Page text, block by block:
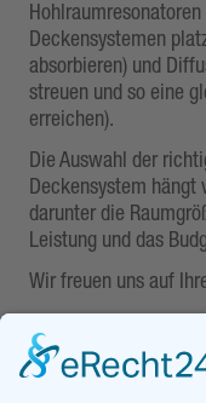
Deckensystemen
absorbieren) und
streuen und so eine
erreichen).
Die Auswahl der
Deckensystem hängt
darunter die
Leistung und das
Wir freuen uns auf